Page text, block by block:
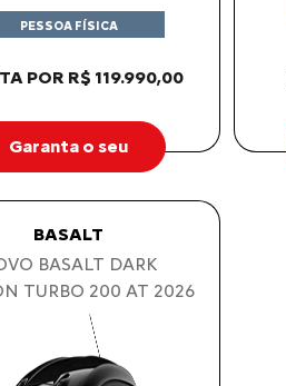
POR R$ 119.990,00
PESSOA FÍSICA
Garanta o seu
BASALT
BASALT DARK
TURBO 200 AT 2026